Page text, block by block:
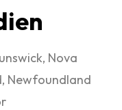
Nova
Newfoundland